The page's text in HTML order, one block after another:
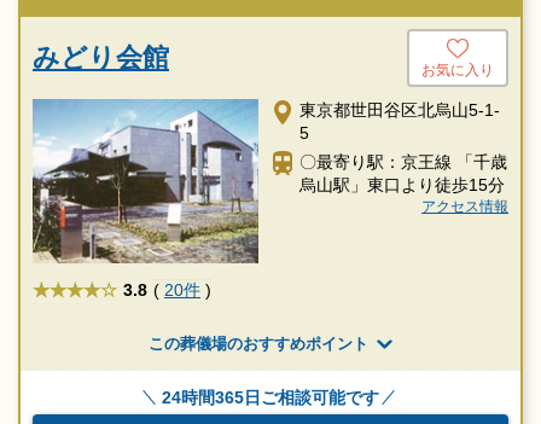
みどり会館 お気に入り
東京都世田谷区北烏山5-1-
5
〇最寄り駅：京王線 「千歳
烏山駅」東口より徒歩15分
アクセス情報
★★★★ 3.8 ( 20件 )
この葬儀場のおすすめポイント
24時間365日ご相談可能です